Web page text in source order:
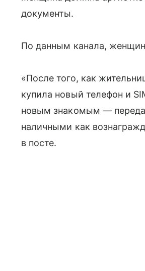
документы.
По данным канала,
«После того, как
купила новый телефон и
новым знакомым —
наличными как
в посте.